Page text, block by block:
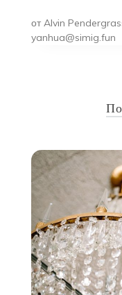
от Alvin
yanhua@simig.fun